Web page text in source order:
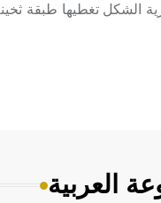
الشكل تغطيها طبقة
العربية